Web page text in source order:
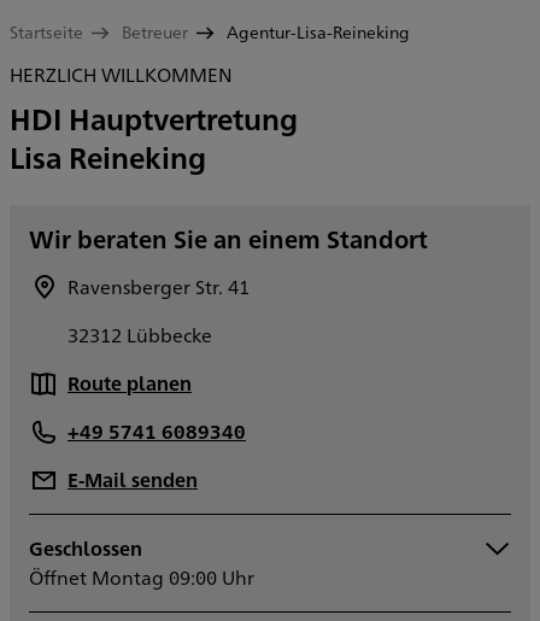
Startseite Betreuer Agentur-Lisa-Reineking
HERZLICH WILLKOMMEN
HDI Hauptvertretung
Lisa Reineking
Wir beraten Sie an einem Standort
Ravensberger Str. 41
32312 Lübbecke
Route planen
+49 5741 6089340
E-Mail senden
Geschlossen
Öffnet Montag 09:00 Uhr
Montag
Dienstag
Mittwoch
09:00 - 17:00